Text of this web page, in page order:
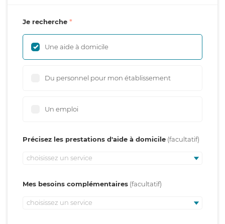
Je recherche
Une aide à domicile
Du personnel pour mon établissement
Un emploi
Précisez les prestations d'aide à domicile
choisissez un service
Mes besoins complémentaires
choisissez un service